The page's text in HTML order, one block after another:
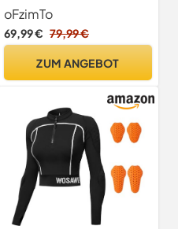
Damen für
Sommer/Winter& Alltag,
bequem für Riding
oFzimTo
69,99 € 79,99 €
ZUM ANGEBOT